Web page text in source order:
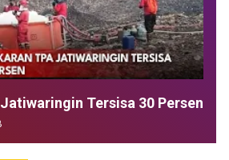
Tersisa 30 Persen